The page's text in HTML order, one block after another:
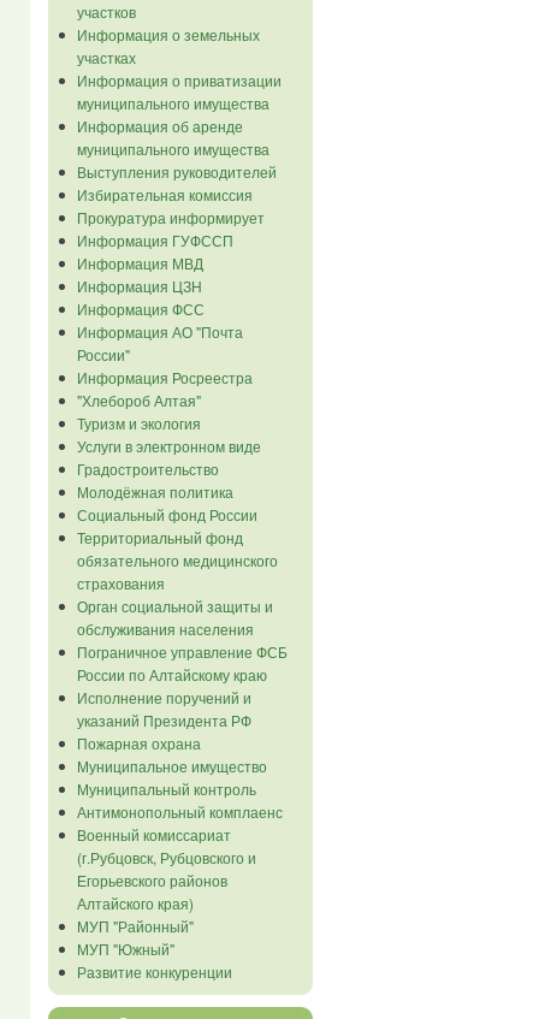
участков
Информация о земельных
участках
Информация о приватизации
муниципального имущества
Информация об аренде
муниципального имущества
Выступления руководителей
Избирательная комиссия
Прокуратура информирует
Информация ГУФССП
Информация МВД
Информация ЦЗН
Информация ФСС
Информация АО "Почта
России"
Информация Росреестра
"Хлебороб Алтая"
Туризм и экология
Услуги в электронном виде
Градостроительство
Молодёжная политика
Социальный фонд России
Территориальный фонд
обязательного медицинского
страхования
Орган социальной защиты и
обслуживания населения
Пограничное управление ФСБ
России по Алтайскому краю
Исполнение поручений и
указаний Президента РФ
Пожарная охрана
Муниципальное имущество
Муниципальный контроль
Антимонопольный комплаенс
Военный комиссариат
(г.Рубцовск, Рубцовского и
Егорьевского районов
Алтайского края)
МУП "Районный"
МУП "Южный"
Развитие конкуренции